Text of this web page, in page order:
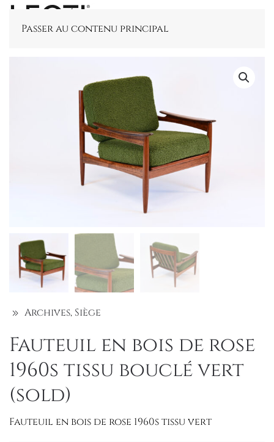
Passer au contenu principal
Archives, Siège
Fauteuil en bois de rose
1960s tissu bouclé vert
(sold)
Fauteuil en bois de rose 1960s tissu vert